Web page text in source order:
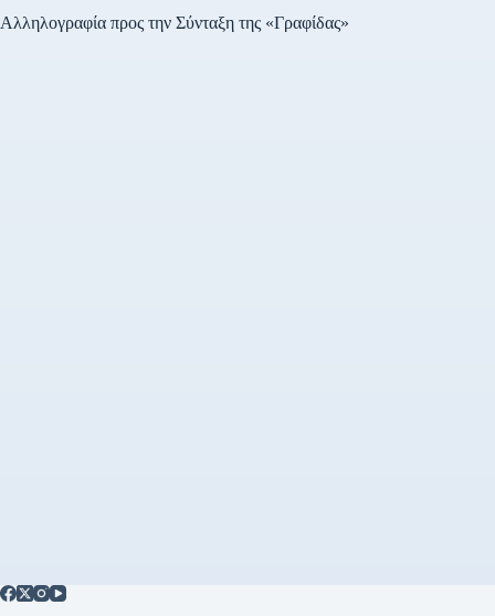
Αλληλογραφία προς την Σύνταξη της «Γραφίδας»